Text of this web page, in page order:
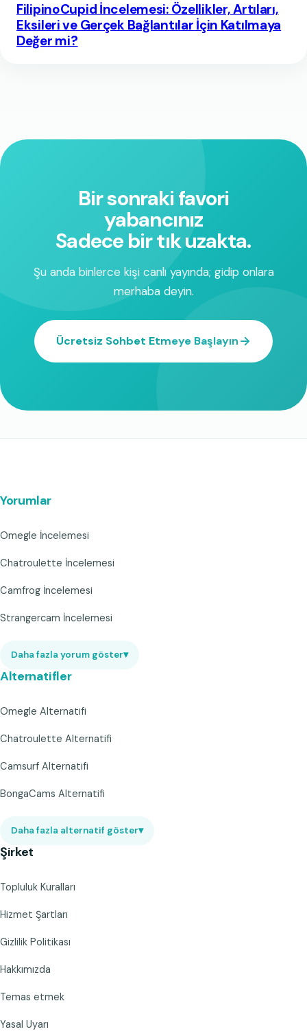
FilipinoCupid İncelemesi: Özellikler, Artıları,
Eksileri ve Gerçek Bağlantılar İçin Katılmaya
Değer mi?
Bir sonraki favori
yabancınız
Sadece bir tık uzakta.
Şu anda binlerce kişi canlı yayında; gidip onlara
merhaba deyin.
Ücretsiz Sohbet Etmeye Başlayın
Yorumlar
Omegle İncelemesi
Chatroulette İncelemesi
Camfrog İncelemesi
Strangercam İncelemesi
Daha fazla yorum göster▾
Alternatifler
Omegle Alternatifi
Chatroulette Alternatifi
Camsurf Alternatifi
BongaCams Alternatifi
Daha fazla alternatif göster▾
Şirket
Topluluk Kuralları
Hizmet Şartları
Gizlilik Politikası
Hakkımızda
Temas etmek
Yasal Uyarı